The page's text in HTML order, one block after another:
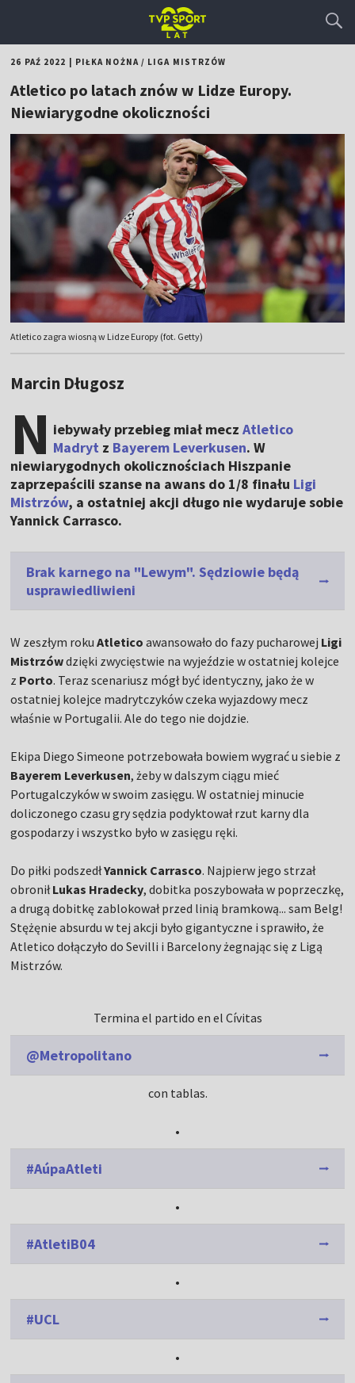
26 PAŹ 2022 PIŁKA NOŻNA/ LIGA MISTRZÓW
Atletico po latach znów w Lidze Europy.
Niewiarygodne okoliczności
Atletico zagra wiosną w Lidze Europy (fot. Getty)
Marcin Długosz
N iebywały przebieg miał meczAtletico
Madryt z Bayerem Leverkusen. W
niewiarygodnych okolicznościach Hiszpanie
zaprzepaścili szanse na awans do 1/8 finału Ligi
Mistrzów, a ostatniej akcji długo nie wydaruje sobie
Yannick Carrasco.
Brak karnego na "Lewym". Sędziowie będą
usprawiedliwieni
W zeszłym rokuAtletico awansowało do fazy pucharowej Ligi
Mistrzówdzięki zwycięstwie na wyjeździe w ostatniej kolejce
z Porto. Teraz scenariusz mógł być identyczny, jako że w
ostatniej kolejce madrytczyków czeka wyjazdowy mecz
właśnie w Portugalii. Ale do tego nie dojdzie.
Ekipa Diego Simeone potrzebowała bowiem wygrać u siebie z
Bayerem Leverkusen, żeby w dalszym ciągu mieć
Portugalczyków w swoim zasięgu. W ostatniej minucie
doliczonego czasu gry sędzia podyktował rzut karny dla
gospodarzy i wszystko było w zasięgu ręki.
Do piłki podszedłYannick Carrasco. Najpierw jego strzał
obroniłLukas Hradecky, dobitka poszybowała w poprzeczkę,
a drugą dobitkę zablokował przed linią bramkową... sam Belg!
Stężęnie absurdu w tej akcji było gigantyczne i sprawiło, że
Atletico dołączyło do Sevilli i Barcelony żegnając się z Ligą
Mistrzów.
Termina el partido en el Cívitas
@Metropolitano
con tablas.
•
#AúpaAtleti
•
#AtletiB04
•
#UCL
•